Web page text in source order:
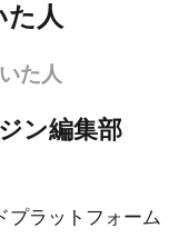
た人
た人
ン編集部
プラットフォーム